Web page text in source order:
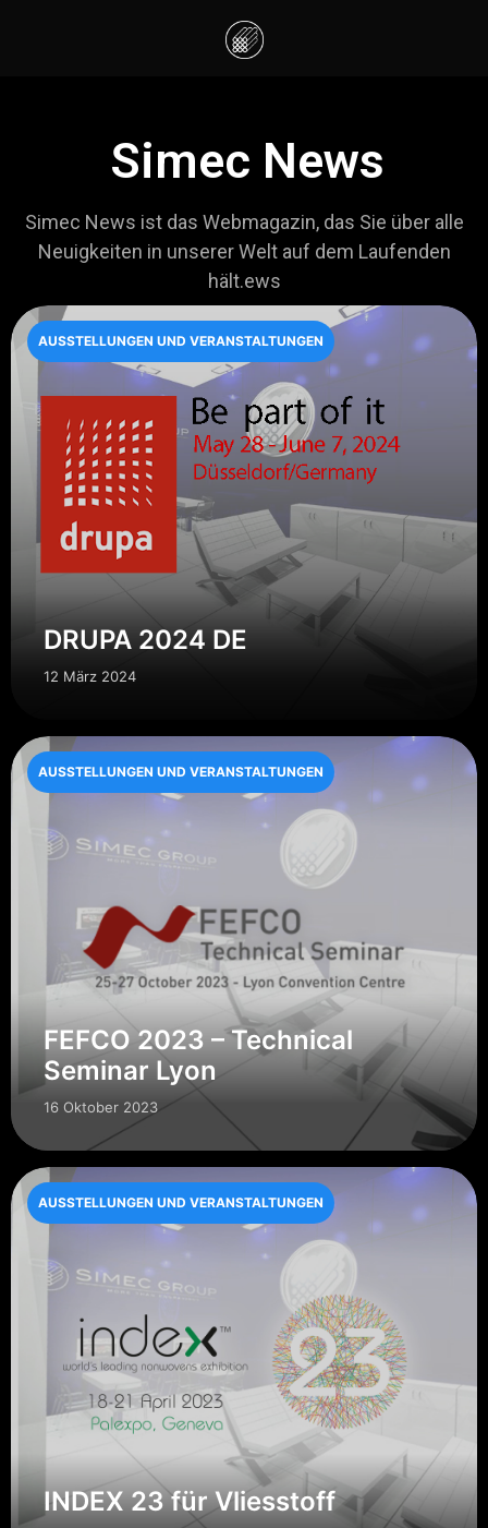
Simec News
Simec News ist das Webmagazin, das Sie über alle
Neuigkeiten in unserer Welt auf dem Laufenden
hält.ews
DRUPA 2024 DE
12 März 2024
AUSSTELLUNGEN UND VERANSTALTUNGEN
FEFCO 2023 – Technical
Seminar Lyon
16 Oktober 2023
AUSSTELLUNGEN UND VERANSTALTUNGEN
INDEX 23 für Vliesstoff
AUSSTELLUNGEN UND VERANSTALTUNGEN